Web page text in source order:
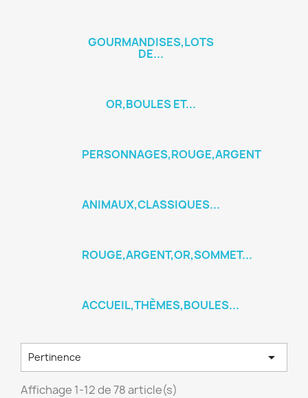
GOURMANDISES,LOTS
DE...
OR,BOULES ET...
PERSONNAGES,ROUGE,ARGENT
ANIMAUX,CLASSIQUES...
ROUGE,ARGENT,OR,SOMMET...
ACCUEIL,THÈMES,BOULES...
Pertinence 
Affichage 1-12 de 78 article(s)